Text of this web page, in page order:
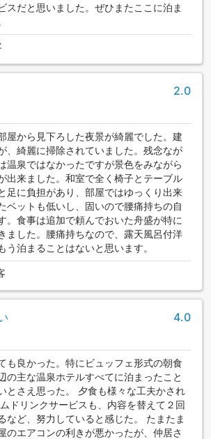
スだと思いました。ぜひまたここに泊ま
2.0
屋から見下ろした夜景が綺麗でした。建
、綺麗に掃除されていました。残念なが
温泉ではなかったですが景色をみながら
出来ました。和室で全く椅子とテーブル
足に負担があり、部屋ではゆっくり出来
ベットも低いし、固いので腰痛持ちの自
。食事は追加で頼んでおいた舟盛が特に
ました。腰痛持ちなので、露天風呂付洋
う泊まることはないと思います。
4.0
も良かった。特にビュッフェ形式の朝食
の主な温泉ホテルすべてに泊まったこと
とさえ思った。 夕食も様々な工夫かされ
ドリンクサービスも、内容を替えて２回
など、努力していると感じた。 たまたま
のエアコンの利きが悪かったが、仲居さ